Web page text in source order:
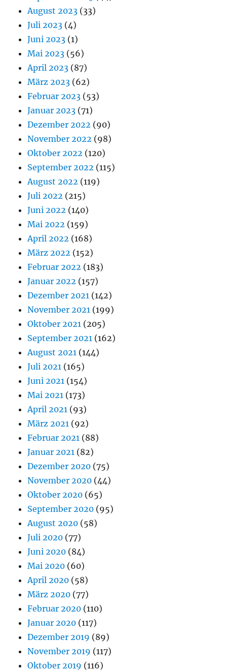
August 2023 (33)
Juli 2023 (4)
Juni 2023 (1)
Mai 2023 (56)
April 2023 (87)
März 2023 (62)
Februar 2023 (53)
Januar 2023 (71)
Dezember 2022 (90)
November 2022 (98)
Oktober 2022 (120)
September 2022 (115)
August 2022 (119)
Juli 2022 (215)
Juni 2022 (140)
Mai 2022 (159)
April 2022 (168)
März 2022 (152)
Februar 2022 (183)
Januar 2022 (157)
Dezember 2021 (142)
November 2021 (199)
Oktober 2021 (205)
September 2021 (162)
August 2021 (144)
Juli 2021 (165)
Juni 2021 (154)
Mai 2021 (173)
April 2021 (93)
März 2021 (92)
Februar 2021 (88)
Januar 2021 (82)
Dezember 2020 (75)
November 2020 (44)
Oktober 2020 (65)
September 2020 (95)
August 2020 (58)
Juli 2020 (77)
Juni 2020 (84)
Mai 2020 (60)
April 2020 (58)
März 2020 (77)
Februar 2020 (110)
Januar 2020 (117)
Dezember 2019 (89)
November 2019 (117)
Oktober 2019 (116)